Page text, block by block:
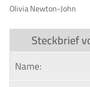
Olivia Newton-John
Steckbrief
Name: